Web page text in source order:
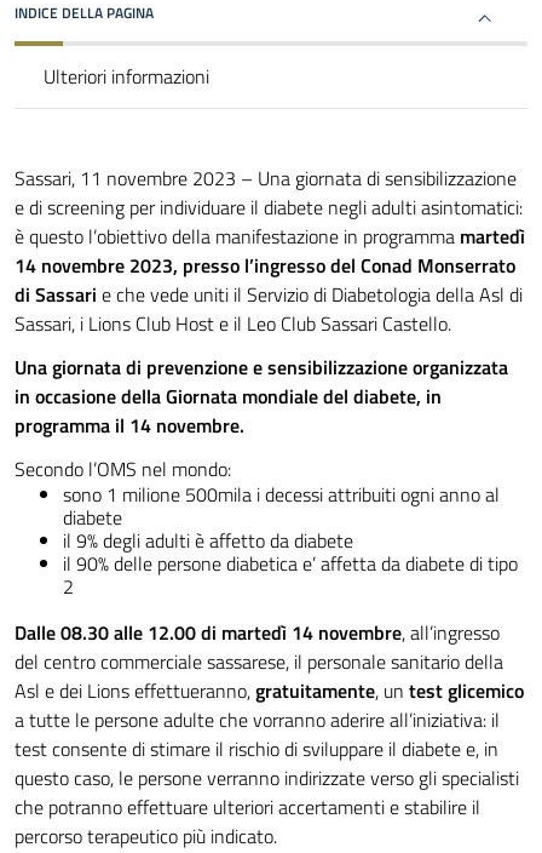
INDICE DELLA PAGINA
Ulteriori informazioni
Sassari, 11 novembre 2023 – Una giornata di sensibilizzazione
e di screening per individuare il diabete negli adulti asintomatici:
è questo l’obiettivo della manifestazione in programma martedì
14 novembre 2023, presso l’ingresso del Conad Monserrato
di Sassari e che vede uniti il Servizio di Diabetologia della Asl di
Sassari, i Lions Club Host e il Leo Club Sassari Castello.
Una giornata di prevenzione e sensibilizzazione organizzata
in occasione della Giornata mondiale del diabete, in
programma il 14 novembre.
Secondo l’OMS nel mondo:
sono 1 milione 500mila i decessi attribuiti ogni anno al
diabete
il 9% degli adulti è affetto da diabete
il 90% delle persone diabetica e’ affetta da diabete di tipo
2
Dalle 08.30 alle 12.00 di martedì 14 novembre, all’ingresso
del centro commerciale sassarese, il personale sanitario della
Asl e dei Lions effettueranno,gratuitamente, un test glicemico
a tutte le persone adulte che vorranno aderire all’iniziativa: il
test consente di stimare il rischio di sviluppare il diabete e, in
questo caso, le persone verranno indirizzate verso gli specialisti
che potranno effettuare ulteriori accertamenti e stabilire il
percorso terapeutico più indicato.